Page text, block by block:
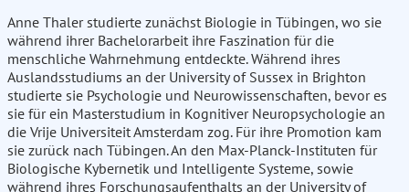
Anne Thaler studierte zunächst Biologie in Tübingen, wo sie
während ihrer Bachelorarbeit ihre Faszination für die
menschliche Wahrnehmung entdeckte. Während ihres
Auslandsstudiums an der University of Sussex in Brighton
studierte sie Psychologie und Neurowissenschaften, bevor es
sie für ein Masterstudium in Kognitiver Neuropsychologie an
die Vrije Universiteit Amsterdam zog. Für ihre Promotion kam
sie zurück nach Tübingen. An den Max-Planck-Instituten für
Biologische Kybernetik und Intelligente Systeme, sowie
während ihres Forschungsaufenthalts an der University of